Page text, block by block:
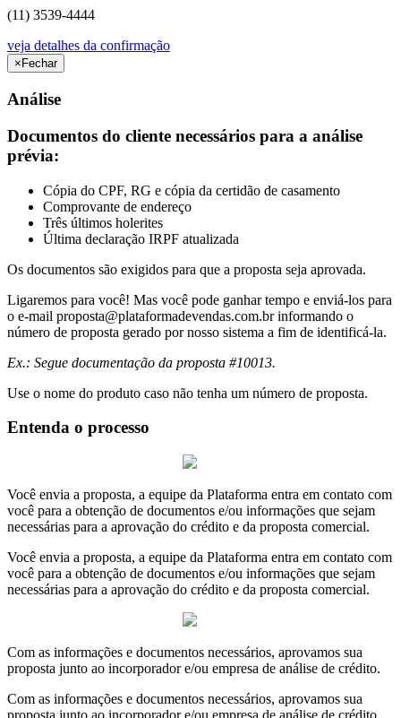
(11) 3539-4444
veja detalhes da confirmação
× Fechar
Análise
Documentos do cliente necessários para a análise
prévia:
Cópia do CPF, RG e cópia da certidão de casamento
Comprovante de endereço
Três últimos holerites
Última declaração IRPF atualizada
Os documentos são exigidos para que a proposta seja aprovada.
Ligaremos para você! Mas você pode ganhar tempo e enviá-los para
o e-mail proposta@plataformadevendas.com.brinformando o
número de proposta gerado por nosso sistema a fim de identificá-la.
Ex.: Segue documentação da proposta #10013.
Use o nome do produto caso não tenha um número de proposta.
Entenda o processo
Você envia a proposta, a equipe da Plataforma entra em contato com
você para a obtenção de documentos e/ou informações que sejam
necessárias para a aprovação do crédito e da proposta comercial.
Você envia a proposta, a equipe da Plataforma entra em contato com
você para a obtenção de documentos e/ou informações que sejam
necessárias para a aprovação do crédito e da proposta comercial.
Com as informações e documentos necessários, aprovamos sua
proposta junto ao incorporador e/ou empresa de análise de crédito.
Com as informações e documentos necessários, aprovamos sua
proposta junto ao incorporador e/ou empresa de análise de crédito.